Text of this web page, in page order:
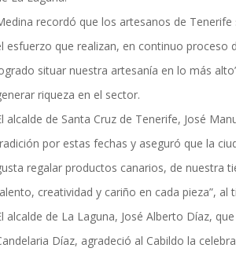
recordó que los artesanos de
esfuerzo que realizan, en continuo proceso
situar nuestra artesanía en lo más
riqueza en el sector.
alcalde de Santa Cruz de Tenerife, José
por estas fechas y aseguró que la
regalar productos canarios, de nuestra
creatividad y cariño en cada pieza”, al
alcalde de La Laguna, José Alberto Díaz,
Díaz, agradeció al Cabildo la